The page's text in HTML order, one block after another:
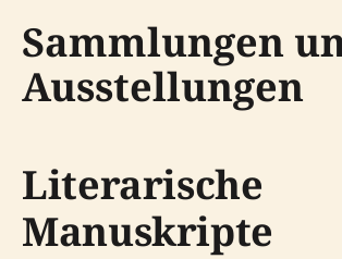
Sammlungen
Ausstellungen
Literarische
Manuskripte